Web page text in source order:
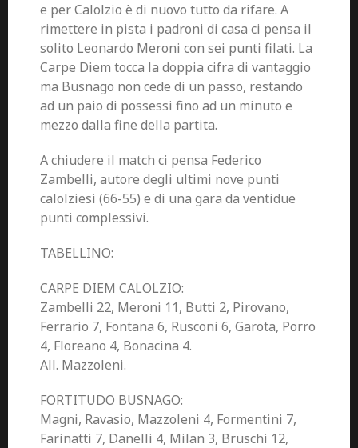
e per Calolzio è di nuovo tutto da rifare. A
rimettere in pista i padroni di casa ci pensa il
solito Leonardo Meroni con sei punti filati. La
Carpe Diem tocca la doppia cifra di vantaggio
ma Busnago non cede di un passo, restando
ad un paio di possessi fino ad un minuto e
mezzo dalla fine della partita.
A chiudere il match ci pensa Federico
Zambelli, autore degli ultimi nove punti
calolziesi (66-55) e di una gara da ventidue
punti complessivi.
TABELLINO:
CARPE DIEM CALOLZIO:
Zambelli 22, Meroni 11, Butti 2, Pirovano,
Ferrario 7, Fontana 6, Rusconi 6, Garota, Porro
4, Floreano 4, Bonacina 4.
All. Mazzoleni.
FORTITUDO BUSNAGO:
Magni, Ravasio, Mazzoleni 4, Formentini 7,
Farinatti 7, Danelli 4, Milan 3, Bruschi 12,